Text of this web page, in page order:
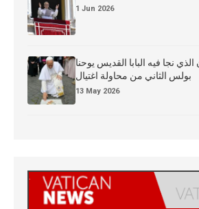
1 Jun 2026
الذي نجا فيه البابا القديس يوحنا
بولس الثاني من محاولة اغتيال
13 May 2026